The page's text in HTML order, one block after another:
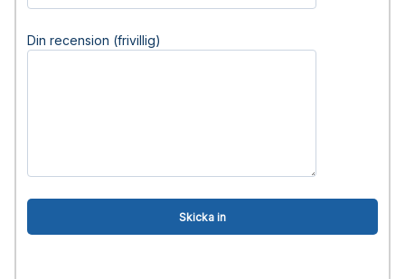
Din recension (frivillig)